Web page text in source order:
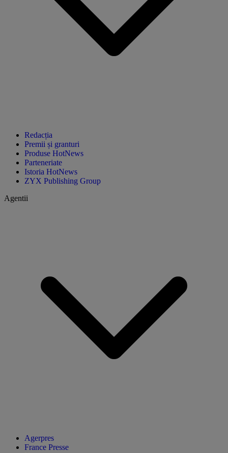
Redacția
Premii și granturi
Produse HotNews
Parteneriate
Istoria HotNews
ZYX Publishing Group
Agentii
Agerpres
France Presse